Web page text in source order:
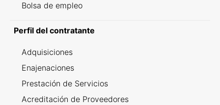
Bolsa de empleo
Perfil del contratante
Adquisiciones
Enajenaciones
Prestación de Servicios
Acreditación de Proveedores